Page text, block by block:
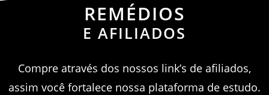
REMÉDIOS
E AFILIADOS
Compre através dos nossos link’s de afiliados,
assim você fortalece nossa plataforma de estudo.